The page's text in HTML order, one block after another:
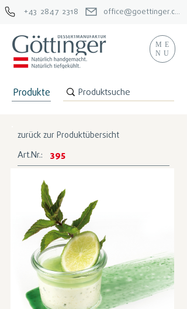
ME
NU
Produkte
+43 2847 2318 office@goettinger.com
zurück zur Produktübersicht
Art.Nr.: 395